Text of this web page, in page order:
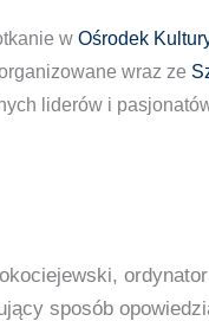
w Ośrodek
wraz ze
liderów i
sposób